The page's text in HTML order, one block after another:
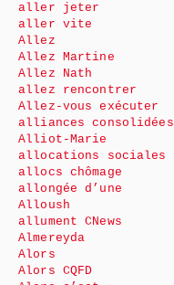
aller jeter
aller vite
Allez
Allez Martine
Allez Nath
allez rencontrer
Allez-vous exécuter
alliances consolidées
Alliot-Marie
allocations sociales
allocs chômage
allongée d’une
Alloush
allument CNews
Almereyda
Alors
Alors CQFD